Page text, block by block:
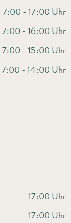
7:00 - 17:00 Uhr
7:00 - 16:00 Uhr
7:00 - 15:00 Uhr
7:00 - 14:00 Uhr
17:00 Uhr
17:00 Uhr